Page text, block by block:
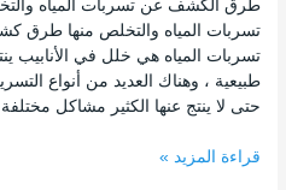
طرق الكشف عن تسربات المياه
تسربات المياه والتخلص منها طرق
تسربات المياه هي خلل في الأنابيب
طبيعية ، وهناك العديد من أنواع
حتى لا ينتج عنها الكثير مشاكل
قراءة المزيد »